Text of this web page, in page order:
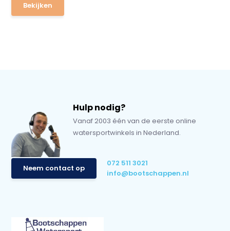
Bekijken
Hulp nodig?
Vanaf 2003 één van de eerste online
watersportwinkels in Nederland.
Neem contact op
072 511 3021
info@bootschappen.nl